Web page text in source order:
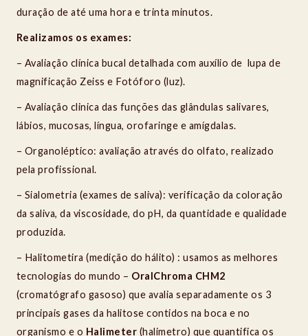
duração de até uma hora e trinta minutos.
Realizamos os exames:
– Avaliação clínica bucal detalhada com auxílio de lupa de
magnificação Zeiss e Fotóforo (luz).
– Avaliação clinica das funções das glândulas salivares,
lábios, mucosas, língua, orofaringe e amígdalas.
– Organoléptico: avaliação através do olfato, realizado
pela profissional.
– Sialometria (exames de saliva): verificação da coloração
da saliva, da viscosidade, do pH, da quantidade e qualidade
produzida.
– Halitometira (medição do hálito) : usamos as melhores
tecnologias do mundo – OralChroma CHM2
(cromatógrafo gasoso) que avalia separadamente os 3
principais gases da halitose contidos na boca e no
organismo e o Halimeter (halimetro) que quantifica os